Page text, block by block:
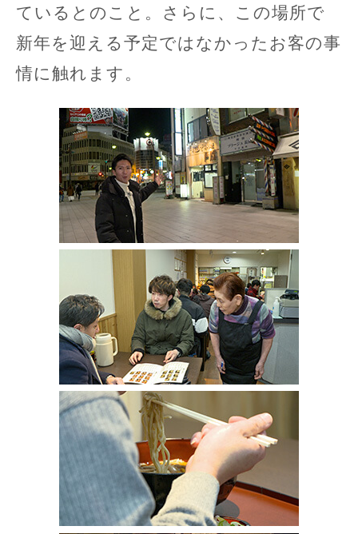
ているとのこと。さらに、この場所で
新年を迎える予定ではなかったお客の事
情に触れます。